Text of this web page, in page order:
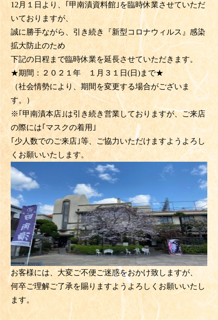
12月１日より、｢甲南漬資料館｣を臨時休業させていただ
いておりますが、
誠に勝手ながら、引き続き『新型コロナウィルス』感染
拡大防止のため
下記の日程まで臨時休業を延長させていただきます。
★期間：２０２１年 １月３１日(日)まで★
（社会情勢により、期間を変更する場合がございま
す。）
※｢甲南漬本店｣は引き続き営業しておりますが、ご来店
の際には｢マスクの着用｣
｢少人数でのご来店｣等、ご協力いただけますようよろし
くお願いいたします。
お客様には、大変ご不便ご迷惑をおかけ致しますが、
何卒ご理解ご了承を賜りますようよろしくお願いいたし
ます。